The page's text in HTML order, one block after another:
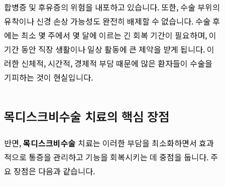
합병증 및 후유증의 위험을 내포하고 있습니다. 또한, 수술 부위의
유착이나 신경 손상 가능성도 완전히 배제할 수 없습니다. 수술 후
에는 최소 몇 주에서 몇 달에 이르는 긴 회복 기간이 필요하며, 이
기간 동안 직장 생활이나 일상 활동에 큰 제약을 받게 됩니다. 이
러한 신체적, 시간적, 경제적 부담 때문에 많은 환자들이 수술을
기피하는 것이 현실입니다.
목디스크비수술 치료의 핵심 장점
반면,목디스크비수술 치료는 이러한 부담을 최소화하면서 효과
적으로 통증을 관리하고 기능을 회복시키는 데 중점을 둡니다. 주
요 장점은 다음과 같습니다.